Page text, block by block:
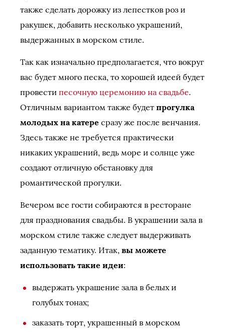
также сделать дорожку из лепестков роз и
ракушек, добавить несколько украшений,
выдержанных в морском стиле.
Так как изначально предполагается, что вокруг
вас будет много песка, то хорошей идеей будет
провести песочную церемонию на свадьбе.
Отличным вариантом также будет прогулка
молодых на катере сразу же после венчания.
Здесь также не требуется практически
никаких украшений, ведь море и солнце уже
создают отличную обстановку для
романтической прогулки.
Вечером все гости собираются в ресторане
для празднования свадьбы. В украшении зала в
морском стиле также следует выдерживать
заданную тематику. Итак, вы можете
использовать такие идеи:
выдержать украшение зала в белых и
голубых тонах;
заказать торт, украшенный в морском